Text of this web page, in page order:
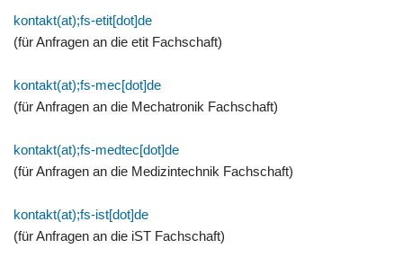
kontakt(at);fs-etit[dot]de
(für Anfragen an die etit Fachschaft)
kontakt(at);fs-mec[dot]de
(für Anfragen an die Mechatronik Fachschaft)
kontakt(at);fs-medtec[dot]de
(für Anfragen an die Medizintechnik Fachschaft)
kontakt(at);fs-ist[dot]de
(für Anfragen an die iST Fachschaft)